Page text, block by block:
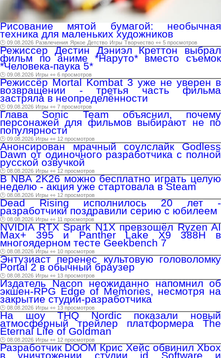
Рисование мятой бумагой: необычная
техника для маленьких художников
🕑 09.08.2026 Развлечения Яркое Детство Игры Творчество 👀 5 просмотров
Режиссер Дестин Дэниэл Креттон выбрал
фильм по аниме *Наруто* вместо съемок
*Человека-паука 5*
🕑 09.08.2026 Игры 👀 6 просмотров
Режиссёр Mortal Kombat 3 уже не уверен в
возвращении - третья часть фильма
застряла в неопределённости
🕑 09.08.2026 Игры 👀 7 просмотров
Глава Sonic Team объяснил, почему
персонажей для фильмов выбирают не по
популярности
🕑 09.08.2026 Игры 👀 12 просмотров
Анонсирован мрачный соулслайк Godless
Dawn от одиночного разработчика с полной
русской озвучкой
🕑 08.08.2026 Игры 👀 12 просмотров
В NBA 2K26 можно бесплатно играть целую
неделю - акция уже стартовала в Steam
🕑 08.08.2026 Игры 👀 12 просмотров
Dead Rising исполнилось 20 лет -
разработчики поздравили серию с юбилеем
🕑 08.08.2026 Игры 👀 11 просмотров
NVIDIA RTX Spark N1X превзошёл Ryzen AI
Max+ 395 и Panther Lake X9 388H в
многоядерном тесте Geekbench 7
🕑 08.08.2026 Игры 👀 10 просмотров
Энтузиаст перенес культовую головоломку
Portal 2 в обычный браузер
🕑 08.08.2026 Игры 👀 13 просмотров
Издатель Nacon неожиданно напомнил об
экшен-RPG Edge of Memories, несмотря на
закрытие студии-разработчика
🕑 08.08.2026 Игры 👀 13 просмотров
На шоу THQ Nordic показали новый
атмосферный трейлер платформера The
Eternal Life of Goldman
🕑 08.08.2026 Игры 👀 12 просмотров
Разработчик DOOM Крис Хейс обвинил Xbox
в уничтожении студии id Software и